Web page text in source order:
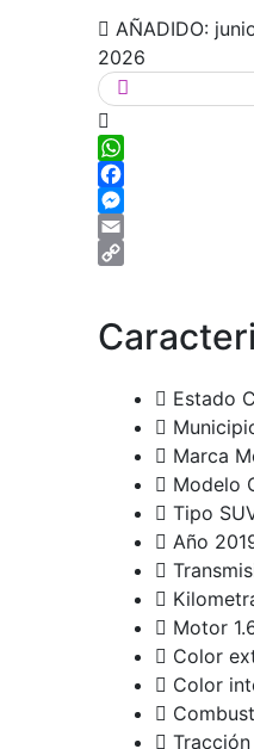
AÑADIDO:
2026
WhatsApp
Facebook
Messenger
Email
Estado
Marca
Modelo
Tipo
Año
Motor
Color
Color
Tracción